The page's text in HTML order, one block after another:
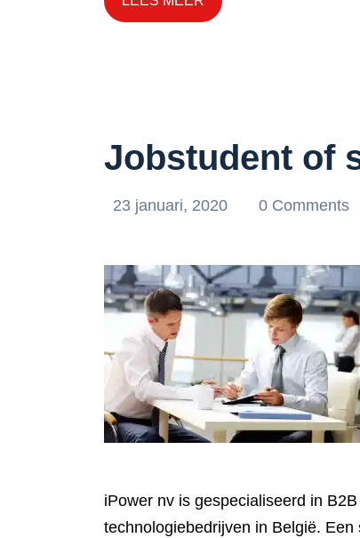
Jobstudent of
23 januari, 2020 0 Comments
iPower nv is gespecialiseerd in
technologiebedrijven in België.